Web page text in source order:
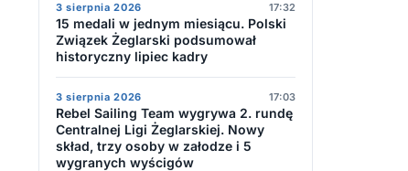
3 sierpnia 2026 17:32
15 medali w jednym miesiącu. Polski
Związek Żeglarski podsumował
historyczny lipiec kadry
3 sierpnia 2026 17:03
Rebel Sailing Team wygrywa 2. rundę
Centralnej Ligi Żeglarskiej. Nowy
skład, trzy osoby w załodze i 5
wygranych wyścigów